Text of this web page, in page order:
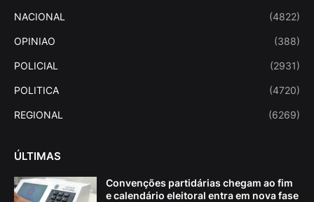
NACIONAL (4822)
OPINIAO (388)
POLICIAL (2931)
POLITICA (4720)
REGIONAL (6269)
ÚLTIMAS
Convenções partidárias chegam ao fim
e calendário eleitoral entra em nova fase